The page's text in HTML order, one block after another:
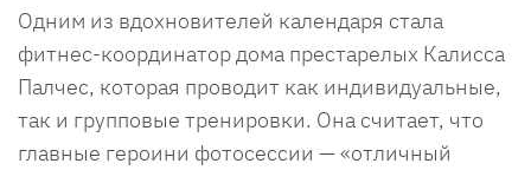
Одним из вдохновителей календаря стала
фитнес-координатор дома престарелых Калисса
Палчес, которая проводит как индивидуальные,
так и групповые тренировки. Она считает, что
главные героини фотосессии — «отличный